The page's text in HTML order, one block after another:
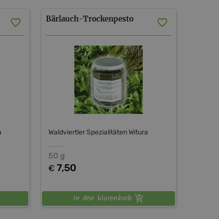
Bärlauch-Trockenpesto
Waldviertler Spezialitäten Witura
50 g
€ 7,50
In den Warenkorb